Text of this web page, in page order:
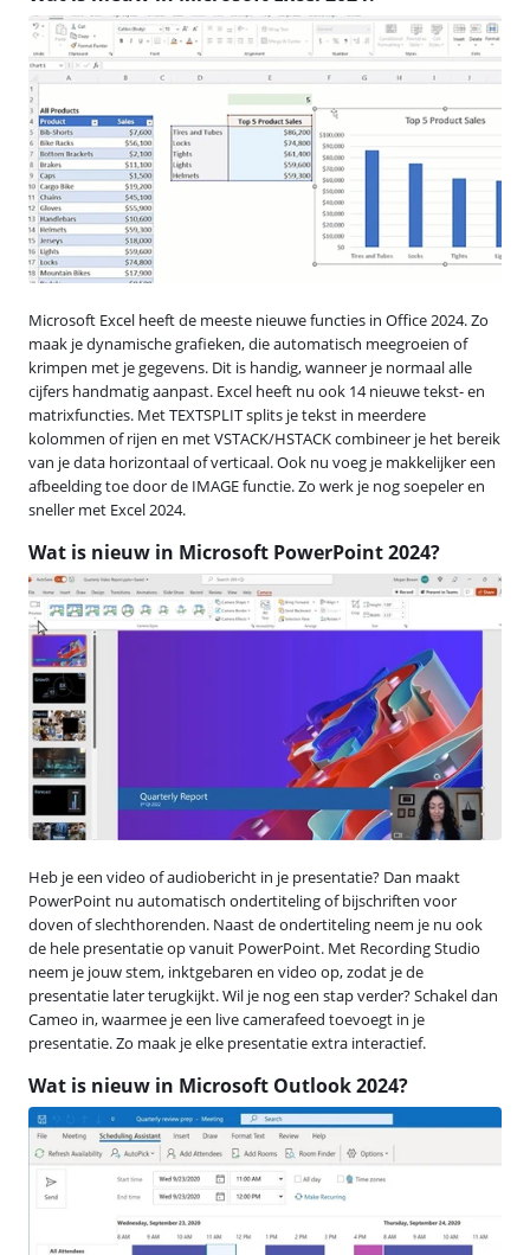
Microsoft Excel heeft de meeste nieuwe functies in Office 2024. Zo
maak je dynamische grafieken, die automatisch meegroeien of
krimpen met je gegevens. Dit is handig, wanneer je normaal alle
cijfers handmatig aanpast. Excel heeft nu ook 14 nieuwe tekst- en
matrixfuncties. Met TEXTSPLIT splits je tekst in meerdere
kolommen of rijen en met VSTACK/HSTACK combineer je het bereik
van je data horizontaal of verticaal. Ook nu voeg je makkelijker een
afbeelding toe door de IMAGE functie. Zo werk je nog soepeler en
sneller met Excel 2024.
Wat is nieuw in Microsoft PowerPoint 2024?
Heb je een video of audiobericht in je presentatie? Dan maakt
PowerPoint nu automatisch ondertiteling of bijschriften voor
doven of slechthorenden. Naast de ondertiteling neem je nu ook
de hele presentatie op vanuit PowerPoint. Met Recording Studio
neem je jouw stem, inktgebaren en video op, zodat je de
presentatie later terugkijkt. Wil je nog een stap verder? Schakel dan
Cameo in, waarmee je een live camerafeed toevoegt in je
presentatie. Zo maak je elke presentatie extra interactief.
Wat is nieuw in Microsoft Outlook 2024?